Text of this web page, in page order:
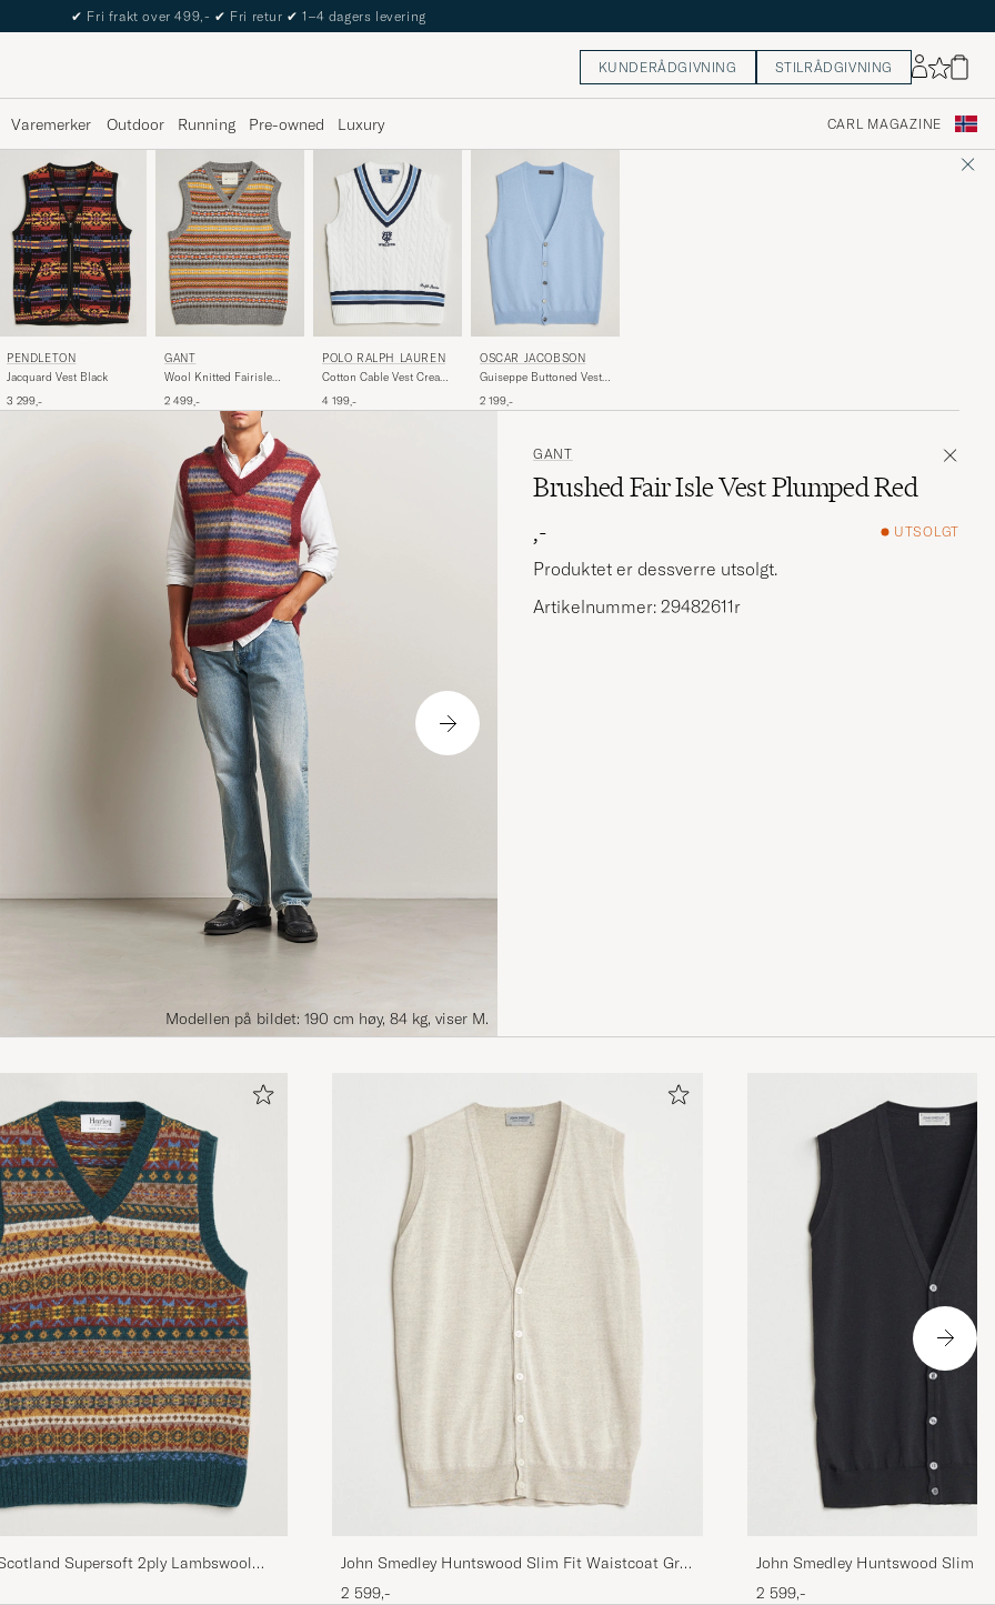
✔ Fri frakt over 499,- ✔ Fri retur ✔ 1–4 dagers levering
KUNDERÅDGIVNING STILRÅDGIVNING
Varemerker Outdoor Running Pre-owned Luxury CARL MAGAZINE
PENDLETON
Jacquard Vest Black
3 299,-
GANT
Wool Knitted Fairisle
2 499,-
POLO RALPH LAUREN
Cotton Cable Vest Cream
4 199,-
OSCAR JACOBSON
Guiseppe Buttoned Vest
2 199,-
Modellen på bildet: 190 cm høy, 84 kg, viser M.
GANT
Brushed Fair Isle Vest Plumped Red
,-
UTSOLGT
Produktet er dessverre utsolgt.
Artikelnummer: 29482611r
Supersoft 2ply Lambswool
Tempest
John Smedley Huntswood Slim Fit Waistcoat Grey
Fleece
2 599,-
John Smedley Huntswood Slim
Black
2 599,-